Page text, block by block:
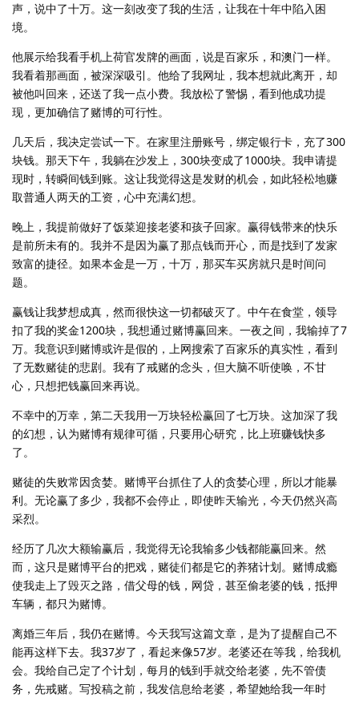
声，说中了十万。这一刻改变了我的生活，让我在十年中陷入困
境。
他展示给我看手机上荷官发牌的画面，说是百家乐，和澳门一样。
我看着那画面，被深深吸引。他给了我网址，我本想就此离开，却
被他叫回来，还送了我一点小费。我放松了警惕，看到他成功提
现，更加确信了赌博的可行性。
几天后，我决定尝试一下。在家里注册账号，绑定银行卡，充了300
块钱。那天下午，我躺在沙发上，300块变成了1000块。我申请提
现时，转瞬间钱到账。这让我觉得这是发财的机会，如此轻松地赚
取普通人两天的工资，心中充满幻想。
晚上，我提前做好了饭菜迎接老婆和孩子回家。赢得钱带来的快乐
是前所未有的。我并不是因为赢了那点钱而开心，而是找到了发家
致富的捷径。如果本金是一万，十万，那买车买房就只是时间问
题。
赢钱让我梦想成真，然而很快这一切都破灭了。中午在食堂，领导
扣了我的奖金1200块，我想通过赌博赢回来。一夜之间，我输掉了7
万。我意识到赌博或许是假的，上网搜索了百家乐的真实性，看到
了无数赌徒的悲剧。我有了戒赌的念头，但大脑不听使唤，不甘
心，只想把钱赢回来再说。
不幸中的万幸，第二天我用一万块轻松赢回了七万块。这加深了我
的幻想，认为赌博有规律可循，只要用心研究，比上班赚钱快多
了。
赌徒的失败常因贪婪。赌博平台抓住了人的贪婪心理，所以才能暴
利。无论赢了多少，我都不会停止，即使昨天输光，今天仍然兴高
采烈。
经历了几次大额输赢后，我觉得无论我输多少钱都能赢回来。然
而，这只是赌博平台的把戏，赌徒们都是它的养猪计划。赌博成瘾
使我走上了毁灭之路，借父母的钱，网贷，甚至偷老婆的钱，抵押
车辆，都只为赌博。
离婚三年后，我仍在赌博。今天我写这篇文章，是为了提醒自己不
能再这样下去。我37岁了，看起来像57岁。老婆还在等我，给我机
会。我给自己定了个计划，每月的钱到手就交给老婆，先不管债
务，先戒赌。写投稿之前，我发信息给老婆，希望她给我一年时